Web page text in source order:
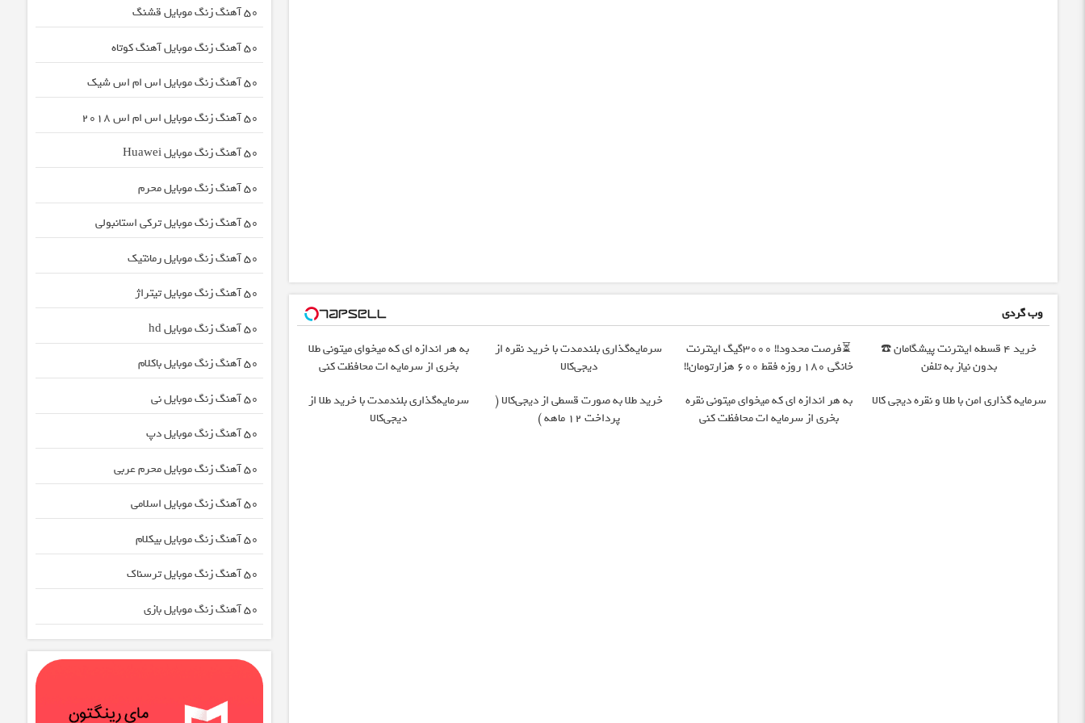
وب گردی
خرید 4 قسطه اینترنت پیشگامان ☎️
بدون نیاز به تلفن
⏳فرصت محدود!! 3000گیگ اینترنت
خانگی 180 روزه فقط 600 هزارتومان!!
سرمایه‌گذاری بلندمدت با خرید نقره از
دیجی‌کالا
به هر اندازه ای که میخوای میتونی طلا
بخری از سرمایه ات محافظت کنی
سرمایه گذاری امن با طلا و نقره دیجی کالا
به هر اندازه ای که میخوای میتونی نقره
بخری از سرمایه ات محافظت کنی
خرید طلا به صورت قسطی از دیجی‌کالا (
پرداخت 12 ماهه )
سرمایه‌گذاری بلندمدت با خرید طلا از
دیجی‌کالا
50 آهنگ زنگ موبایل قشنگ
50 آهنگ زنگ موبایل آهنگ کوتاه
50 آهنگ زنگ موبایل اس ام اس شیک
50 آهنگ زنگ موبایل اس ام اس 2018
50 آهنگ زنگ موبایل Huawei
50 آهنگ زنگ موبایل محرم
50 آهنگ زنگ موبایل ترکی استانبولی
50 آهنگ زنگ موبایل رمانتیک
50 آهنگ زنگ موبایل تیتراژ
50 آهنگ زنگ موبایل hd
50 آهنگ زنگ موبایل باکلام
50 آهنگ زنگ موبایل نی
50 آهنگ زنگ موبایل دپ
50 آهنگ زنگ موبایل محرم عربی
50 آهنگ زنگ موبایل اسلامی
50 آهنگ زنگ موبایل بیکلام
50 آهنگ زنگ موبایل ترسناک
50 آهنگ زنگ موبایل بازی